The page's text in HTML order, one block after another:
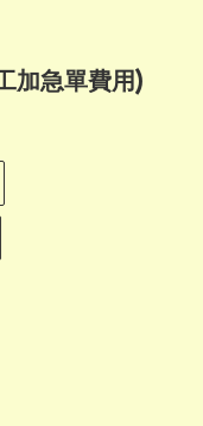
加急單費用)